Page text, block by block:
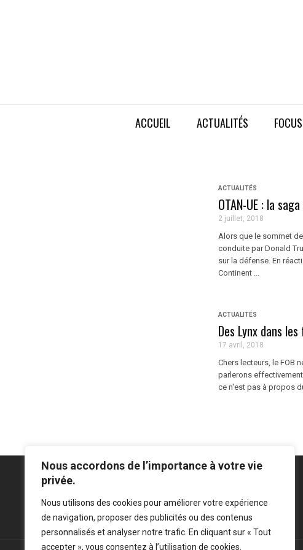
Nous accordons de l’importance à votre vie
privée.
Nous utilisons des cookies pour améliorer votre expérience
de navigation, proposer des publicités ou des contenus
personnalisés et analyser notre trafic. En cliquant sur « Tout
accepter », vous consentez à l’utilisation de cookies.
ACCUEIL ACTUALITÉS FOCUS
ACTUALITÉS
OTAN-UE : la
2 juillet, 2018
Alors que le sommet
conduite par Donald
sur la défense. En
Continent ...
ACTUALITÉS
Des Lynx dans
17 avril, 2018
Chers lecteurs, le FOB
parlerons
ce n'est pas à propos
Mentions légales -Politique de confidentialité